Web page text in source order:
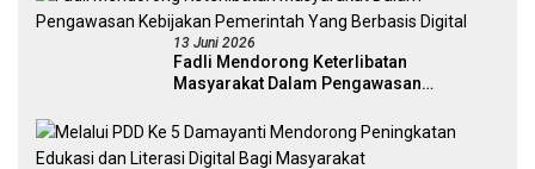
13 Juni 2026
Fadli Mendorong Keterlibatan
Masyarakat Dalam Pengawasan
Digital